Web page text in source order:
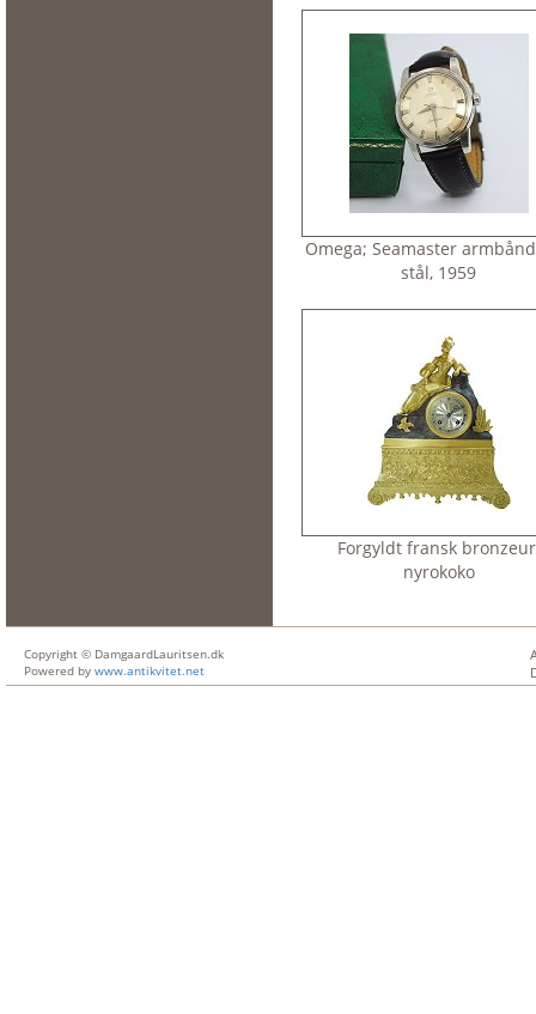
Omega; Seamaster
stål, 1959
Forgyldt fransk
nyrokoko
Copyright © DamgaardLauritsen.dk
Powered by www.antikvitet.net